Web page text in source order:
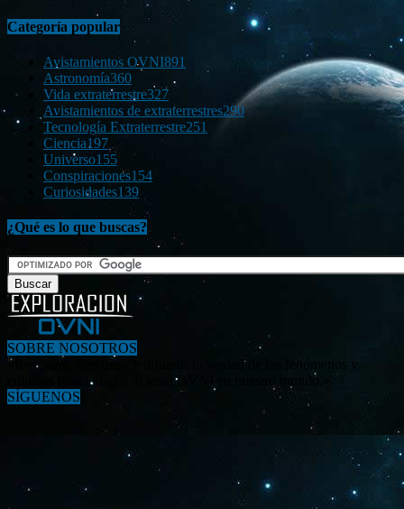
Categoría popular
Avistamientos OVNI891
Astronomía360
Vida extraterrestre327
Avistamientos de extraterrestres290
Tecnología Extraterrestre251
Ciencia197
Universo155
Conspiraciones154
Curiosidades139
¿Qué es lo que buscas?
SOBRE NOSOTROS
«Investigar, descubrir y difundir la verdad de los fenómenos y
enigmas relacionados al tema OVNI en nuestro mundo.»
SÍGUENOS